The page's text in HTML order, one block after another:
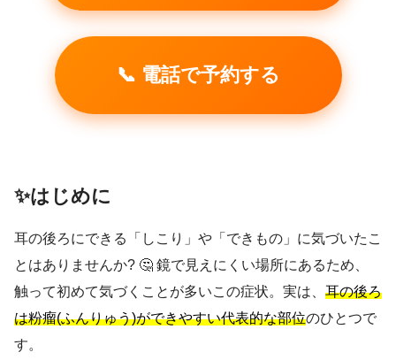
📞 電話で予約する
✨はじめに
耳の後ろにできる「しこり」や「できもの」に気づいたこ
とはありませんか? 🤔 鏡で見えにくい場所にあるため、
触って初めて気づくことが多いこの症状。実は、 耳の後ろ
は粉瘤(ふんりゅう)ができやすい代表的な部位のひとつで
す。